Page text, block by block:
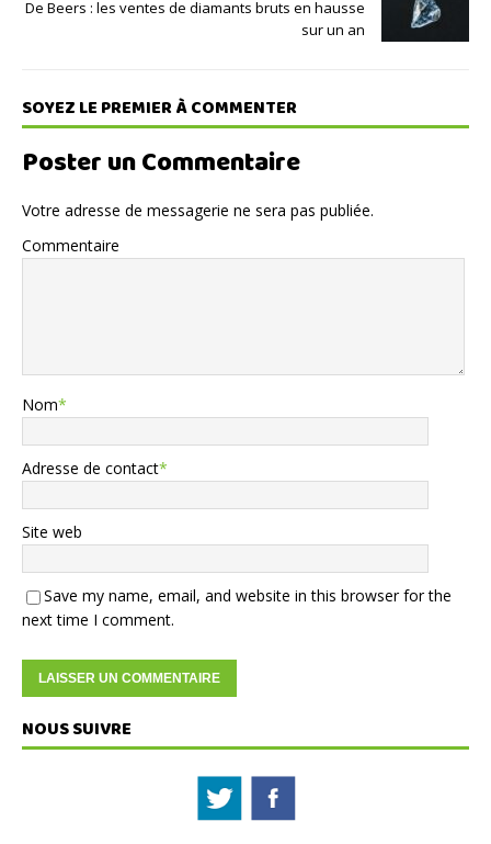
De Beers : les ventes de diamants bruts en hausse
sur un an
SOYEZ LE PREMIER À COMMENTER
Poster un Commentaire
Votre adresse de messagerie ne sera pas publiée.
Commentaire
Nom*
Adresse de contact*
Site web
Save my name, email, and website in this browser for the
next time I comment.
NOUS SUIVRE